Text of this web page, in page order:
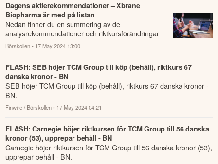
Dagens aktierekommendationer – Xbrane
Biopharma är med på listan
Nedan finner du en summering av de
analysrekommendationer och riktkursförändringar
som har rapporterats om idag den 17 maj.
Börskollen • 17 May 2024 13:00
FLASH: SEB höjer TCM Group till köp (behåll), riktkurs 67
danska kronor - BN
SEB höjer TCM Group till köp (behåll), riktkurs 67 danska kronor -
BN.
Finwire / Börskollen • 17 May 2024 04:21
FLASH: Carnegie höjer riktkursen för TCM Group till 56 danska
kronor (53), upprepar behåll - BN
Carnegie höjer riktkursen för TCM Group till 56 danska kronor (53),
upprepar behåll - BN.